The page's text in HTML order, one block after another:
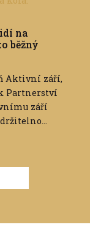
na
běžný
Aktivní září,
Partnerství
září